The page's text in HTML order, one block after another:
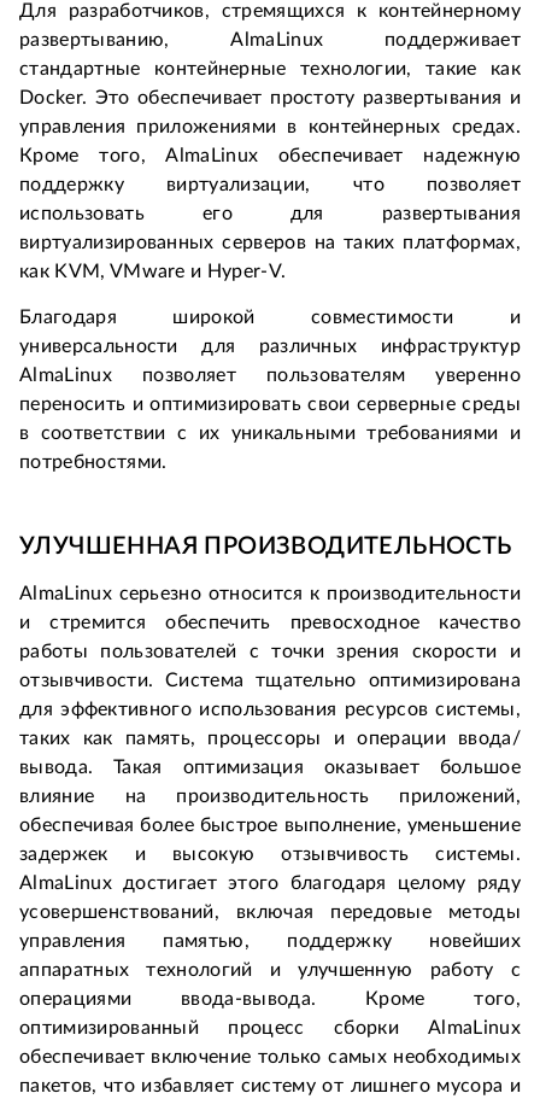
Для разработчиков, стремящихся к контейнерному
развертыванию, AlmaLinux поддерживает
стандартные контейнерные технологии, такие как
Docker. Это обеспечивает простоту развертывания и
управления приложениями в контейнерных средах.
Кроме того, AlmaLinux обеспечивает надежную
поддержку виртуализации, что позволяет
использовать его для развертывания
виртуализированных серверов на таких платформах,
как KVM, VMware и Hyper-V.
Благодаря широкой совместимости и
универсальности для различных инфраструктур
AlmaLinux позволяет пользователям уверенно
переносить и оптимизировать свои серверные среды
в соответствии с их уникальными требованиями и
потребностями.
УЛУЧШЕННАЯ ПРОИЗВОДИТЕЛЬНОСТЬ
AlmaLinux серьезно относится к производительности
и стремится обеспечить превосходное качество
работы пользователей с точки зрения скорости и
отзывчивости. Система тщательно оптимизирована
для эффективного использования ресурсов системы,
таких как память, процессоры и операции ввода/
вывода. Такая оптимизация оказывает большое
влияние на производительность приложений,
обеспечивая более быстрое выполнение, уменьшение
задержек и высокую отзывчивость системы.
AlmaLinux достигает этого благодаря целому ряду
усовершенствований, включая передовые методы
управления памятью, поддержку новейших
аппаратных технологий и улучшенную работу с
операциями ввода-вывода. Кроме того,
оптимизированный процесс сборки AlmaLinux
обеспечивает включение только самых необходимых
пакетов, что избавляет систему от лишнего мусора и